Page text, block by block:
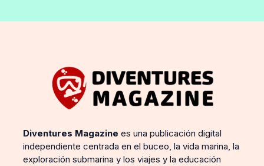
Diventures Magazine es una publicación digital
independiente centrada en el buceo, la vida marina, la
exploración submarina y los viajes y la educación